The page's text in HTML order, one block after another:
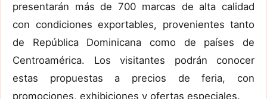
presentarán más de 700 marcas de alta calidad
con condiciones exportables, provenientes tanto
de República Dominicana como de países de
Centroamérica. Los visitantes podrán conocer
estas propuestas a precios de feria, con
promociones, exhibiciones y ofertas especiales.